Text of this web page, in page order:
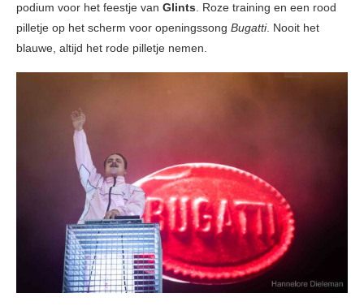
podium voor het feestje van Glints. Roze training en een rood
pilletje op het scherm voor openingssong Bugatti. Nooit het
blauwe, altijd het rode pilletje nemen.